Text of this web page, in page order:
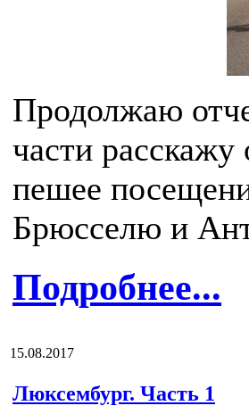
Продолжаю
части
пешее
Брюсселю и
Подробнее...
15.08.2017
Люксембург. Часть 1